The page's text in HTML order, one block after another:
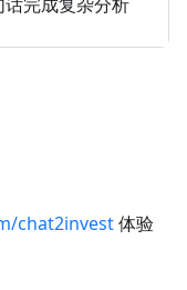
chat2invest体验